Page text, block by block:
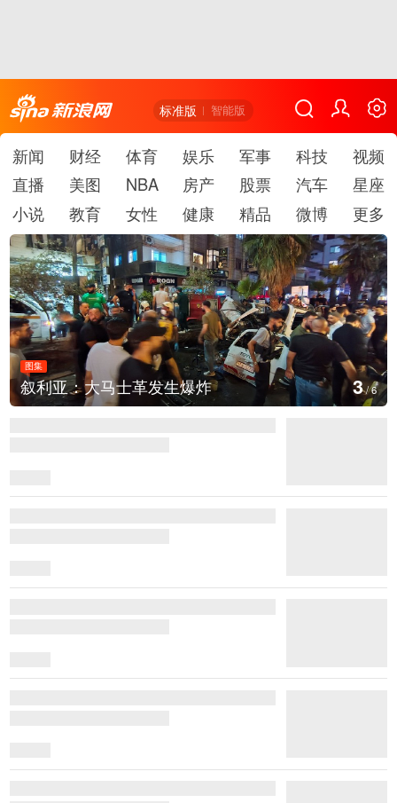
标准版 智能版
新闻 财经 体育 娱乐 军事 科技
视频
直播
美图 NBA 房产 股票 汽车
星座
小说
教育 女性 健康 精品 微博 更多
图集
叙利亚：大马士革发生爆炸 3/6